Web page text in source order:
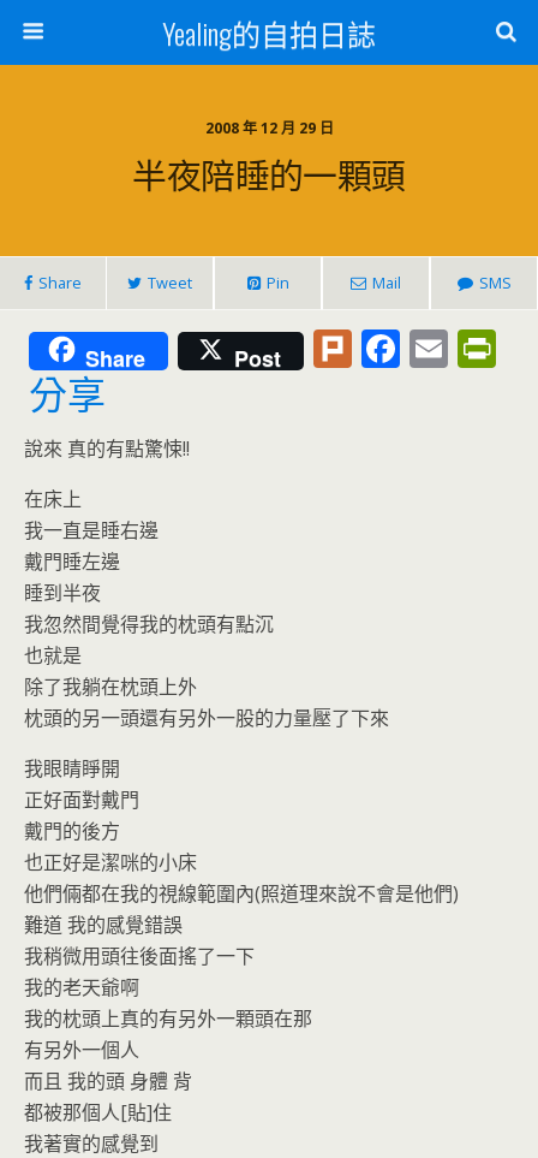
Yealing的自拍日誌
2008 年 12 月 29 日
半夜陪睡的一顆頭
Share Tweet Pin Mail SMS
Share Post Pl F E
分享
說來 真的有點驚悚!!
在床上
我一直是睡右邊
戴門睡左邊
睡到半夜
我忽然間覺得我的枕頭有點沉
也就是
除了我躺在枕頭上外
枕頭的另一頭還有另外一股的力量壓了下來
我眼睛睜開
正好面對戴門
戴門的後方
也正好是潔咪的小床
他們倆都在我的視線範圍內(照道理來說不會是他們)
難道 我的感覺錯誤
我稍微用頭往後面搖了一下
我的老天爺啊
我的枕頭上真的有另外一顆頭在那
有另外一個人
而且 我的頭 身體 背
都被那個人[貼]住
我著實的感覺到